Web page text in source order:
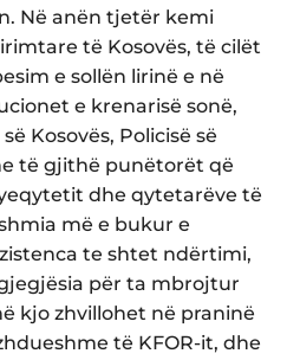
Në anën tjetër kemi
të Kosovës, të cilët
e sollën lirinë e në
e krenarisë sonë,
Kosovës, Policisë së
të gjithë punëtorët që
dhe qytetarëve të
më e bukur e
te shtet ndërtimi,
për ta mbrojtur
kjo zhvillohet në praninë
të KFOR-it, dhe